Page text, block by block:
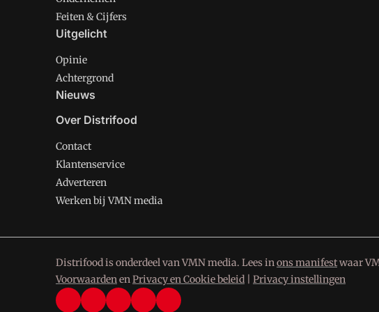
Feiten & Cijfers
Uitgelicht
Opinie
Achtergrond
Nieuws
Over Distrifood
Contact
Klantenservice
Adverteren
Werken bij VMN media
Distrifood is onderdeel van VMN media. Lees inons manifestwaar
VoorwaardenenPrivacy en Cookie beleid Privacy instellingen